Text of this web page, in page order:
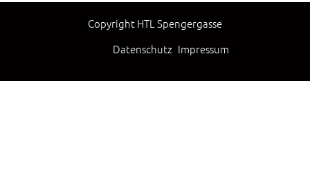
Copyright HTL Spengergasse
Datenschutz Impressum